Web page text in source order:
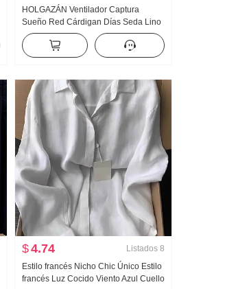
HOLGAZÁN Ventilador Captura
Sueño Red Cárdigan Días Seda Lino
Hecho a mano Selección Agujero
Calado tejido de punto Cárdigan
Mujer Acondicionador de aire Camisa
$4.74 Listados 8
Estilo francés Nicho Chic Único Estilo
francés Luz Cocido Viento Azul Cuello